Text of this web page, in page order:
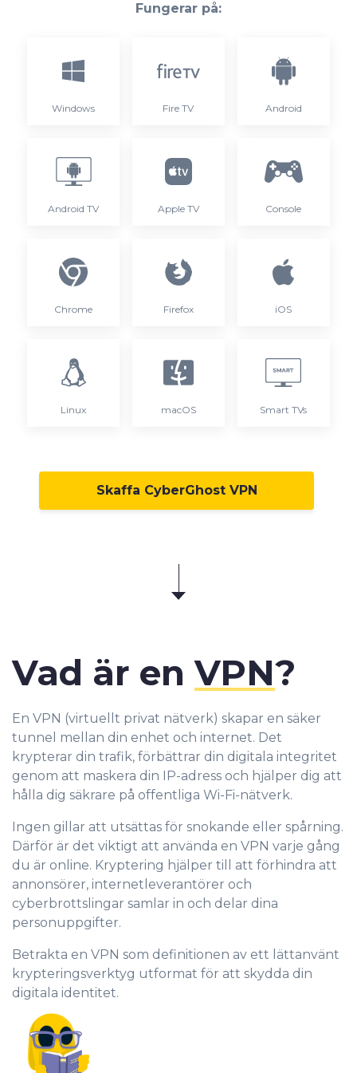
Fungerar på:
Windows Fire TV Android
Android TV Apple TV Console
Chrome Firefox iOS
Linux macOS Smart TVs
Skaffa CyberGhost VPN
Vad är enVPN?
En VPN (virtuellt privat nätverk) skapar en säker
tunnel mellan din enhet och internet. Det
krypterar din trafik, förbättrar din digitala integritet
genom att maskera din IP-adress och hjälper dig att
hålla dig säkrare på offentliga Wi-Fi-nätverk.
Ingen gillar att utsättas för snokande eller spårning.
Därför är det viktigt att använda en VPN varje gång
du är online. Kryptering hjälper till att förhindra att
annonsörer, internetleverantörer och
cyberbrottslingar samlar in och delar dina
personuppgifter.
Betrakta en VPN som definitionen av ett lättanvänt
krypteringsverktyg utformat för att skydda din
digitala identitet.